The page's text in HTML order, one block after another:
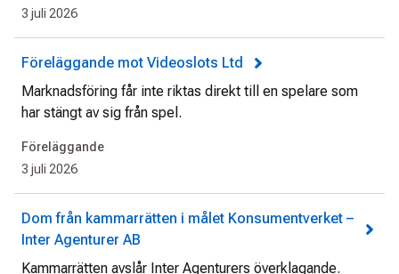
3 juli 2026
Föreläggande mot Videoslots Ltd
Marknadsföring får inte riktas direkt till en spelare som
har stängt av sig från spel.
Föreläggande
3 juli 2026
Dom från kammarrätten i målet Konsumentverket –
Inter Agenturer AB
Kammarrätten avslår Inter Agenturers överklagande.